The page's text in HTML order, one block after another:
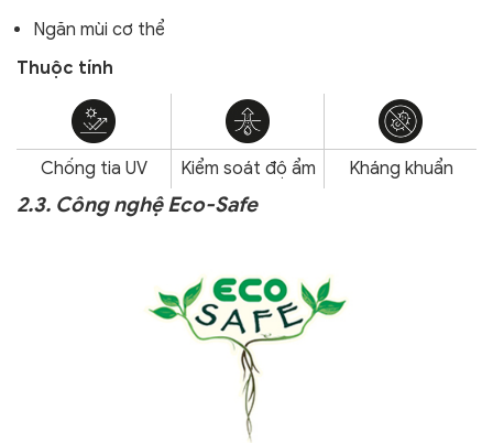
Ngăn mùi cơ thể
Thuộc tính
Chống tia UV Kiểm soát độ ẩm Kháng khuẩn
2.3. Công nghệ Eco-Safe